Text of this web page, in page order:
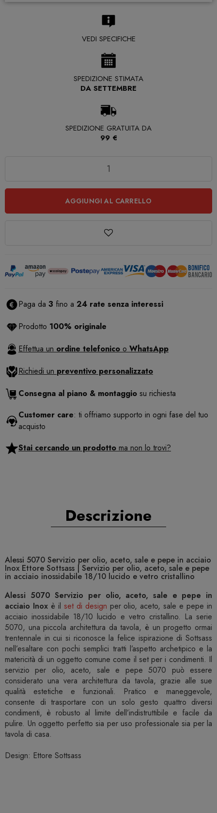
VEDI SPECIFICHE
SPEDIZIONE STIMATA
DA SETTEMBRE
SPEDIZIONE GRATUITA DA
99 €
AGGIUNGI AL CARRELLO
Paga da 3 fino a 24 rate senza interessi
Prodotto 100% originale
Effettua un ordine telefonico o WhatsApp
Richiedi un preventivo personalizzato
Consegna al piano & montaggio su richiesta
Customer care: ti offriamo supporto in ogni fase del tuo
acquisto
Stai cercando un prodotto ma non lo trovi?
Descrizione
Alessi 5070 Servizio per olio, aceto, sale e pepe in acciaio
Inox Ettore Sottsass | Servizio per olio, aceto, sale e pepe
in acciaio inossidabile 18/10 lucido e vetro cristallino
Alessi 5070 Servizio per olio, aceto, sale e pepe in
acciaio Inoxè il set di design per olio, aceto, sale e pepe in
acciaio inossidabile 18/10 lucido e vetro cristallino. La serie
5070, una piccola architettura da tavola, è un progetto ormai
trentennale in cui si riconosce la felice ispirazione di Sottsass
nell’esaltare con pochi semplici tratti l’aspetto archetipico e la
matericità di un oggetto comune come il set per i condimenti. Il
servizio per olio, aceto, sale e pepe 5070 può essere
considerato una vera architettura da tavola, grazie alle sue
qualità estetiche e funzionali. Pratico e maneggevole,
consente di trasportare con un solo gesto quattro diversi
condimenti, è robusto al limite dell’indistruttibile e facile da
pulire. Un oggetto perfetto sia per uso professionale sia per la
tavola di casa.
Design: Ettore Sottsass